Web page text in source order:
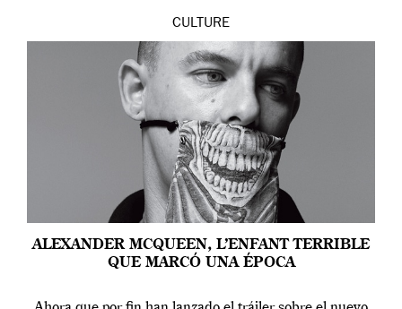
CULTURE
ALEXANDER MCQUEEN, L’ENFANT TERRIBLE
QUE MARCÓ UNA ÉPOCA